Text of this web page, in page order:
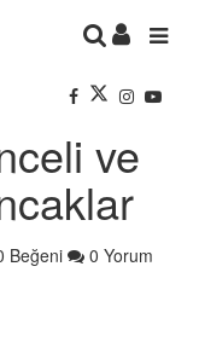
ve
Beğeni 0 Yorum